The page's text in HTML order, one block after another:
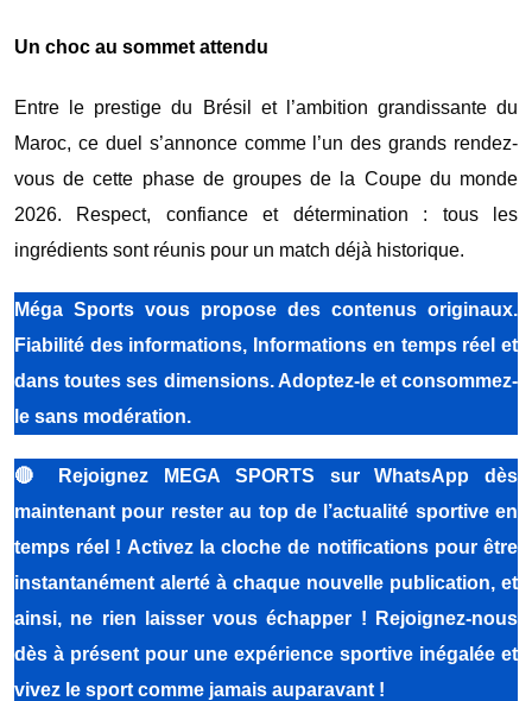
Un choc au sommet attendu
Entre le prestige du Brésil et l’ambition grandissante du
Maroc, ce duel s’annonce comme l’un des grands rendez-
vous de cette phase de groupes de la Coupe du monde
2026. Respect, confiance et détermination : tous les
ingrédients sont réunis pour un match déjà historique.
Méga Sports vous propose des contenus originaux.
Fiabilité des informations, Informations en temps réel et
dans toutes ses dimensions. Adoptez-le et consommez-
le sans modération.
🔴
Rejoignez MEGA SPORTS sur WhatsApp dès
maintenant pour rester au top de l’actualité sportive en
temps réel ! Activez la cloche de notifications pour être
instantanément alerté à chaque nouvelle publication, et
ainsi, ne rien laisser vous échapper ! Rejoignez-nous
dès à présent pour une expérience sportive inégalée et
vivez le sport comme jamais auparavant !